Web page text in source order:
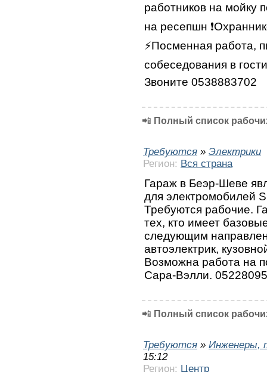
работников на мойку
на ресепшн
⚡️Посменная работа,
собеседования в
Звоните 0538883702
📲 Полный список
Требуются » Электрики
Регион: Вся страна
Гараж в Беэр-Шеве
для электромобилей
Требуются рабочие.
тех, кто имеет
следующим
автоэлектрик,
Возможна работа на
Сара-Вэлли.
📲 Полный список
Требуются » Инженеры,
15:12
Регион: Центр